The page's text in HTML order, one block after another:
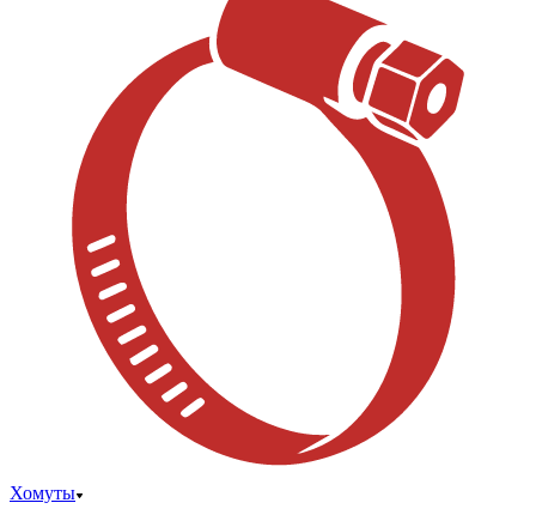
Хомуты